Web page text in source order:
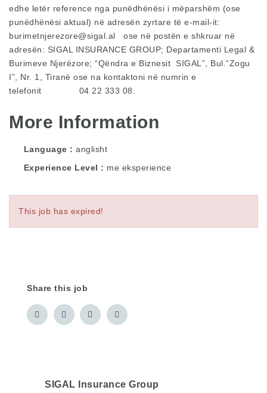
edhe letër reference nga punëdhënësi i mëparshëm (ose
punëdhënësi aktual) në adresën zyrtare të e-mail-it:
burimetnjerezore@sigal.al ose në postën e shkruar në
adresën: SIGAL INSURANCE GROUP; Departamenti Legal &
Burimeve Njerëzore; “Qëndra e Biznesit SIGAL”, Bul.“Zogu
I”, Nr. 1, Tiranë ose na kontaktoni në numrin e
telefonit 04 22 333 08.
More Information
Language
anglisht
Experience Level
me eksperience
This job has expired!
Share this job
SIGAL Insurance Group